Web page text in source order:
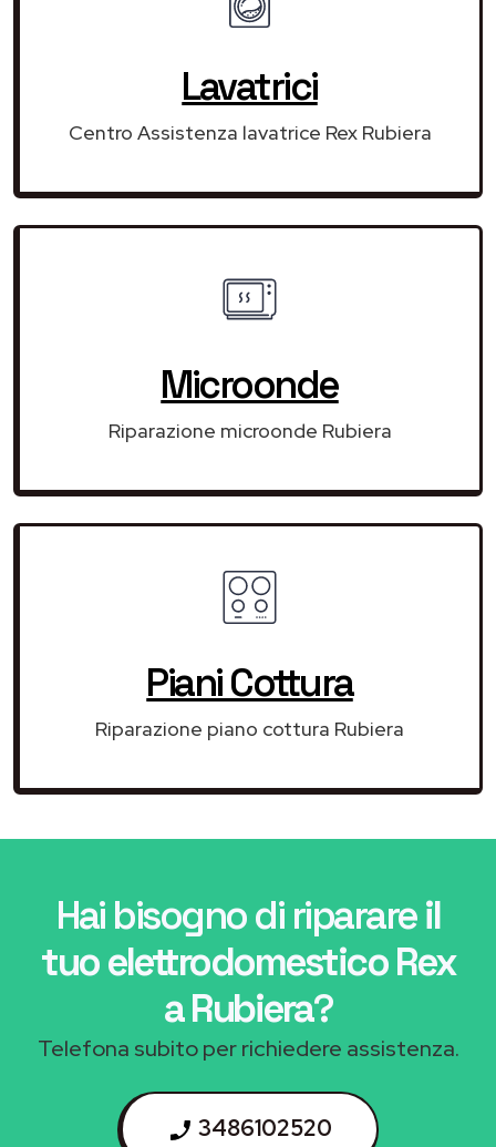
Lavatrici
Centro Assistenza lavatrice Rex Rubiera
Microonde
Riparazione microonde Rubiera
Piani Cottura
Riparazione piano cottura Rubiera
Hai bisogno di riparareil
tuo elettrodomestico Rex
a Rubiera?
Telefona subito per richiedere assistenza.
3486102520